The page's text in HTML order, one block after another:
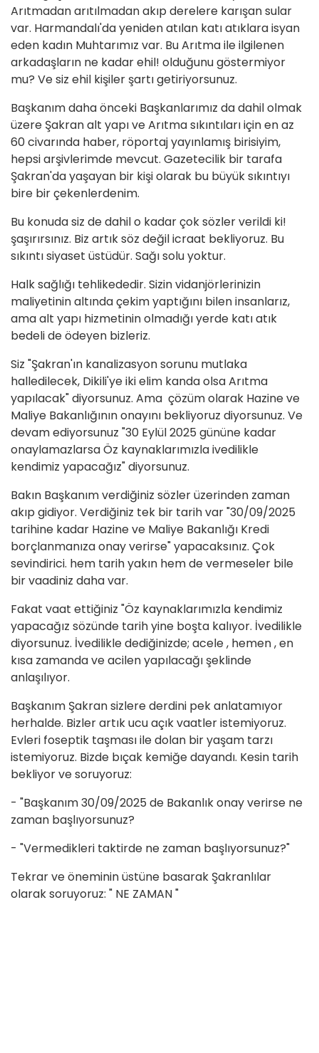
Arıtmadan arıtılmadan akıp derelere karışan sular
var. Harmandalı'da yeniden atılan katı atıklara isyan
eden kadın Muhtarımız var. Bu Arıtma ile ilgilenen
arkadaşların ne kadar ehil! olduğunu göstermiyor
mu? Ve siz ehil kişiler şartı getiriyorsunuz.
Başkanım daha önceki Başkanlarımız da dahil olmak
üzere Şakran alt yapı ve Arıtma sıkıntıları için en az
60 civarında haber, röportaj yayınlamış birisiyim,
hepsi arşivlerimde mevcut. Gazetecilik bir tarafa
Şakran'da yaşayan bir kişi olarak bu büyük sıkıntıyı
bire bir çekenlerdenim.
Bu konuda siz de dahil o kadar çok sözler verildi ki!
şaşırırsınız. Biz artık söz değil icraat bekliyoruz. Bu
sıkıntı siyaset üstüdür. Sağı solu yoktur.
Halk sağlığı tehlikededir. Sizin vidanjörlerinizin
maliyetinin altında çekim yaptığını bilen insanlarız,
ama alt yapı hizmetinin olmadığı yerde katı atık
bedeli de ödeyen bizleriz.
Siz "Şakran'ın kanalizasyon sorunu mutlaka
halledilecek, Dikili'ye iki elim kanda olsa Arıtma
yapılacak" diyorsunuz. Ama çözüm olarak Hazine ve
Maliye Bakanlığının onayını bekliyoruz diyorsunuz. Ve
devam ediyorsunuz "30 Eylül 2025 gününe kadar
onaylamazlarsa Öz kaynaklarımızla ivedilikle
kendimiz yapacağız" diyorsunuz.
Bakın Başkanım verdiğiniz sözler üzerinden zaman
akıp gidiyor. Verdiğiniz tek bir tarih var "30/09/2025
tarihine kadar Hazine ve Maliye Bakanlığı Kredi
borçlanmanıza onay verirse" yapacaksınız. Çok
sevindirici. hem tarih yakın hem de vermeseler bile
bir vaadiniz daha var.
Fakat vaat ettiğiniz "Öz kaynaklarımızla kendimiz
yapacağız sözünde tarih yine boşta kalıyor. İvedilikle
diyorsunuz. İvedilikle dediğinizde; acele , hemen , en
kısa zamanda ve acilen yapılacağı şeklinde
anlaşılıyor.
Başkanım Şakran sizlere derdini pek anlatamıyor
herhalde. Bizler artık ucu açık vaatler istemiyoruz.
Evleri foseptik taşması ile dolan bir yaşam tarzı
istemiyoruz. Bizde bıçak kemiğe dayandı. Kesin tarih
bekliyor ve soruyoruz:
- "Başkanım 30/09/2025 de Bakanlık onay verirse ne
zaman başlıyorsunuz?
- "Vermedikleri taktirde ne zaman başlıyorsunuz?"
Tekrar ve öneminin üstüne basarak Şakranlılar
olarak soruyoruz: " NE ZAMAN "